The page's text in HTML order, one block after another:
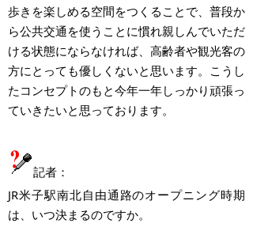
歩きを楽しめる空間をつくることで、普段か
ら公共交通を使うことに慣れ親しんでいただ
ける状態にならなければ、高齢者や観光客の
方にとっても優しくないと思います。こうし
たコンセプトのもと今年一年しっかり頑張っ
ていきたいと思っております。
記者：
JR米子駅南北自由通路のオープニング時期
は、いつ決まるのですか。